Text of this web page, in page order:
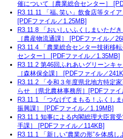
催について［農業総合センター］
R3.11.11 「福､笑い」飲食店等タイ
[PDFファイル／1.25MB]
R3.11.8 「おいしいふくしまいただ
［農産物流通課］ [PDFファイル／
R3.11.4 「農業総合センター技術移
センター］ [PDFファイル／1.35MB]
R3.11.2 第46回ふれあいグリーンキ
［森林保全課］ [PDFファイル／
R3.11.2 「令和３年度県北地方特定
らせ ［県北農林事務所］[PDFファイ
R3.11.1 「つなげてまもる！ふくし
振興課］ [PDFファイル／1.19MB]
R3.11.1 知事による内閣総理大臣賞
手課］ [PDFファイル／114KB]
R3.11.1 「新しい“農業の形”を体感